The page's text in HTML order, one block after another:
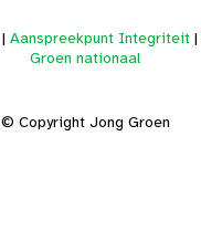
| Aanspreekpunt Integriteit |
Groen nationaal
© Copyright Jong Groen